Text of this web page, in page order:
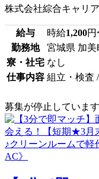
株式会社綜合キャリ
給与 時給1,200円
勤務地
宮城県 加美
寮・社宅 なし
仕事内容 組立・検査
募集が停止しています